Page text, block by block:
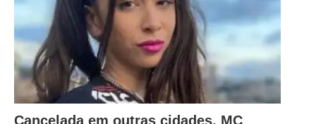
Cancelada em outras cidades, MC